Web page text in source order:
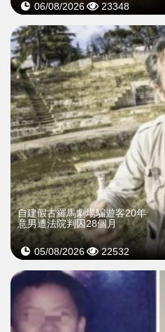
06/08/2026 23348
自建假古羅馬劇場騙遊客20年
意男遭法院判囚28個月
05/08/2026 22532